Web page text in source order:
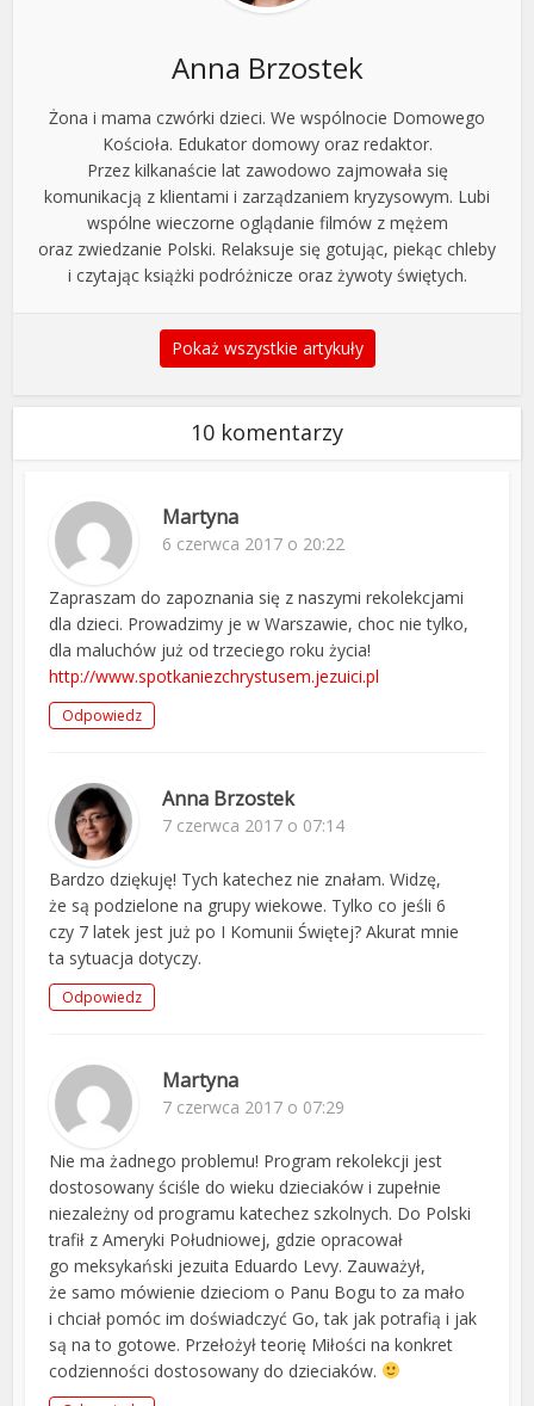
Anna Brzostek
Żona i mama czwórki dzieci. We wspólnocie Domowego
Kościoła. Edukator domowy oraz redaktor.
Przez kilkanaście lat zawodowo zajmowała się
komunikacją z klientami i zarządzaniem kryzysowym. Lubi
wspólne wieczorne oglądanie filmów z mężem
oraz zwiedzanie Polski. Relaksuje się gotując, piekąc chleby
i czytając książki podróżnicze oraz żywoty świętych.
Pokaż wszystkie artykuły
10 komentarzy
Martyna
6 czerwca 2017 o 20:22
Zapraszam do zapoznania się z naszymi rekolekcjami
dla dzieci. Prowadzimy je w Warszawie, choc nie tylko,
dla maluchów już od trzeciego roku życia!
http://www.spotkaniezchrystusem.jezuici.pl
Odpowiedz
Anna Brzostek
7 czerwca 2017 o 07:14
Bardzo dziękuję! Tych katechez nie znałam. Widzę,
że są podzielone na grupy wiekowe. Tylko co jeśli 6
czy 7 latek jest już po I Komunii Świętej? Akurat mnie
ta sytuacja dotyczy.
Odpowiedz
Martyna
7 czerwca 2017 o 07:29
Nie ma żadnego problemu! Program rekolekcji jest
dostosowany ściśle do wieku dzieciaków i zupełnie
niezależny od programu katechez szkolnych. Do Polski
trafił z Ameryki Południowej, gdzie opracował
go meksykański jezuita Eduardo Levy. Zauważył,
że samo mówienie dzieciom o Panu Bogu to za mało
i chciał pomóc im doświadczyć Go, tak jak potrafią i jak
są na to gotowe. Przełożył teorię Miłości na konkret
codzienności dostosowany do dzieciaków.